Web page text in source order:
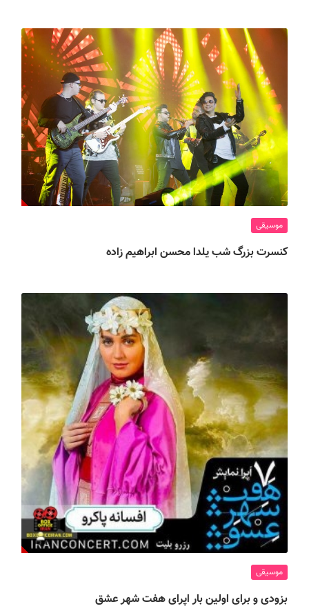
موسیقی
کنسرت بزرگ شب یلدا محسن ابراهیم زاده
موسیقی
بزودی و برای اولین بار اپرای هفت شهر عشق